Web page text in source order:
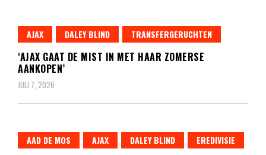
AJAX DALEY BLIND TRANSFERGERUCHTEN
‘AJAX GAAT DE MIST IN MET HAAR ZOMERSE
AANKOPEN’
JULI 7, 2026
AAD DE MOS AJAX DALEY BLIND EREDIVISIE